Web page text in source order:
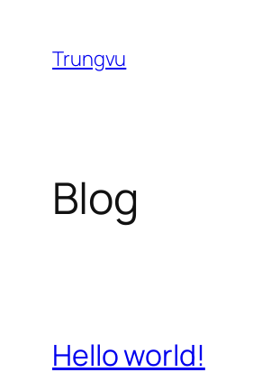
Trungvu
Blog
Hello world!